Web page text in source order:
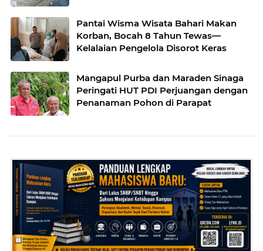
Pantai Wisma Wisata Bahari Makan
Korban, Bocah 8 Tahun Tewas—
Kelalaian Pengelola Disorot Keras
Mangapul Purba dan Maraden Sinaga
Peringati HUT PDI Perjuangan dengan
Penanaman Pohon di Parapat